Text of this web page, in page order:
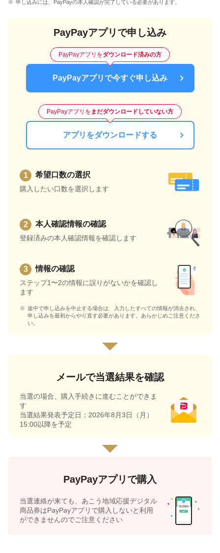
申し込みには、PayPayの本人確認が完了している必要があります。
PayPayアプリで申し込み
PayPayアプリをダウンロード済みの方
PayPayアプリで今すぐ申し込み
PayPayアプリを まだダウンロードしていない方
アプリをダウンロードする
希望口数の選択
購入したい口数を選択します
本人確認情報の確認
登録済みの本人確認情報を確認します
情報の確認
ステップ1〜2の情報に誤りがないかを確認し
ます
途中で申し込みを中止する場合は、入力したすべての情報が消去され、
申し込みを最初からやり直す必要があります。あらかじめご注意くださ
い。
メールで当選結果を確認
当選の場合、購入手続きに進むことができま
す
当選結果発表予定日：2026年8月3日（月）
15:00以降を予定
PayPayアプリで購入
当選連絡が来ても、あこう地域応援デジタル
商品券はPayPayアプリで購入しないと利用
ができませんのでご注意ください